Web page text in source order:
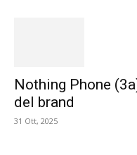
Nothing Phone
del brand
31 Ott, 2025